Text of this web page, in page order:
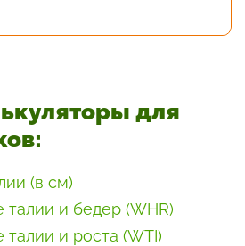
для
(в см)
и бедер (WHR)
и роста (WTI)